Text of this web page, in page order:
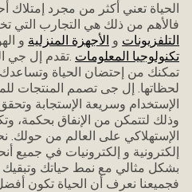
الحياة تعني أكثر من مجرد إمتلاك
فاﻷهم من ذلك هي التجارب التي
التلفزيونات و الأجهزة المنزلية و
تكنولوجيا المعلومات .تقدم إل جي
تمكنك من إحتضان الحياة
لحظاتها. إل جى تصمم المنتجات
الإستخدام وسريعة الإستجابة
وذلك لتتمكن من الإنفاق بحكمة،
الإستهلاكي على العالم من حولك.
إلكترونية و إلكترونيات في جميع
بشكل مثالي مع نمط حياتك
فجميعنا نعرف أن الحياة تكون